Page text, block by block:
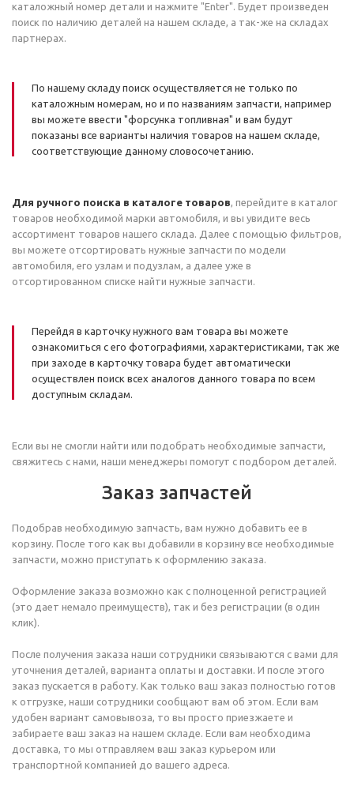
каталожный номер детали и нажмите "Enter". Будет произведен
поиск по наличию деталей на нашем складе, а так-же на складах
партнерах.
По нашему складу поиск осуществляется не только по
каталожным номерам, но и по названиям запчасти, например
вы можете ввести "форсунка топливная" и вам будут
показаны все варианты наличия товаров на нашем складе,
соответствующие данному словосочетанию.
Для ручного поиска в каталоге товаров, перейдите в каталог
товаров необходимой марки автомобиля, и вы увидите весь
ассортимент товаров нашего склада. Далее с помощью фильтров,
вы можете отсортировать нужные запчасти по модели
автомобиля, его узлам и подузлам, а далее уже в
отсортированном списке найти нужные запчасти.
Перейдя в карточку нужного вам товара вы можете
ознакомиться с его фотографиями, характеристиками, так же
при заходе в карточку товара будет автоматически
осуществлен поиск всех аналогов данного товара по всем
доступным складам.
Если вы не смогли найти или подобрать необходимые запчасти,
свяжитесь с нами, наши менеджеры помогут с подбором деталей.
Заказ запчастей
Подобрав необходимую запчасть, вам нужно добавить ее в
корзину. После того как вы добавили в корзину все необходимые
запчасти, можно приступать к оформлению заказа.
Оформление заказа возможно как с полноценной регистрацией
(это дает немало преимуществ), так и без регистрации (в один
клик).
После получения заказа наши сотрудники связываются с вами для
уточнения деталей, варианта оплаты и доставки. И после этого
заказ пускается в работу. Как только ваш заказ полностью готов
к отгрузке, наши сотрудники сообщают вам об этом. Если вам
удобен вариант самовывоза, то вы просто приезжаете и
забираете ваш заказ на нашем складе. Если вам необходима
доставка, то мы отправляем ваш заказ курьером или
транспортной компанией до вашего адреса.